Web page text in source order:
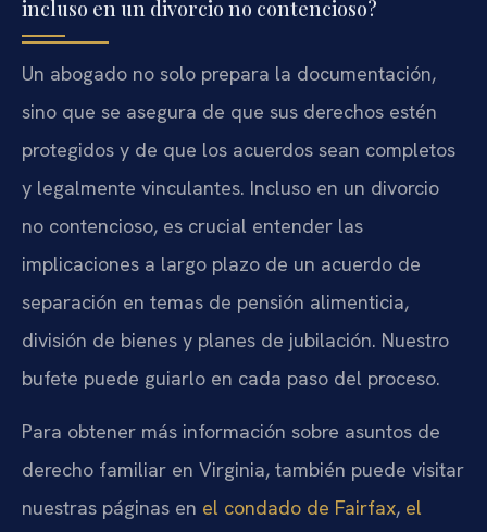
incluso en un divorcio no contencioso?
Un abogado no solo prepara la documentación,
sino que se asegura de que sus derechos estén
protegidos y de que los acuerdos sean completos
y legalmente vinculantes. Incluso en un divorcio
no contencioso, es crucial entender las
implicaciones a largo plazo de un acuerdo de
separación en temas de pensión alimenticia,
división de bienes y planes de jubilación. Nuestro
bufete puede guiarlo en cada paso del proceso.
Para obtener más información sobre asuntos de
derecho familiar en Virginia, también puede visitar
nuestras páginas en el condado de Fairfax, el